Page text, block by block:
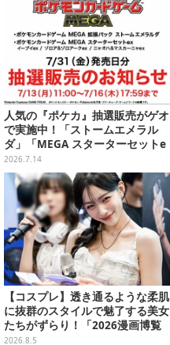
人気の『ポケカ』抽選販売がゲオ
で実施中！「ストームエメラル
ダ」「MEGA スターターセットe
x」各種の全4商品
2026.7.14
【コスプレ】透き通るような柔肌
に抜群のスタイルで魅了する美女
たちがずらり！「2026漫画博覧
会」美麗コンパニオンまとめ【画
2026.8.5